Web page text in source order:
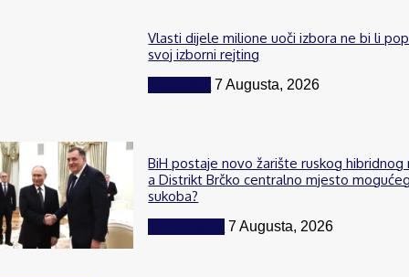
Vlasti dijele milione uoči izbora ne bi li
svoj izborni rejting
7 Augusta, 2026
BiH postaje novo žarište ruskog hibridnog
a Distrikt Brčko centralno mjesto
sukoba?
7 Augusta, 2026